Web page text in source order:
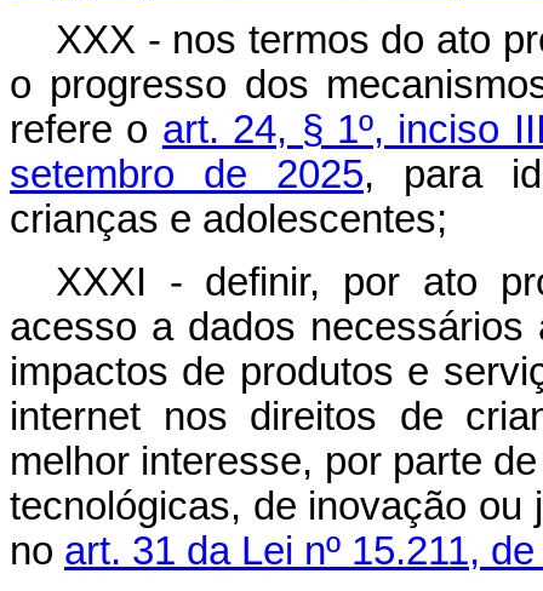
XXX - nos termos do ato
o progresso dos
refere o art. 24, § 1º, inciso
setembro de 2025, para
crianças e adolescentes;
XXXI - definir, por ato
acesso a dados
impactos de produtos e
internet nos direitos de
melhor interesse, por parte
tecnológicas, de inovação
no art. 31 da Lei nº 15.211,